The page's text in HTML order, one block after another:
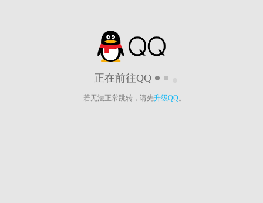
正在前往QQ
若无法正常跳转，请先升级QQ。